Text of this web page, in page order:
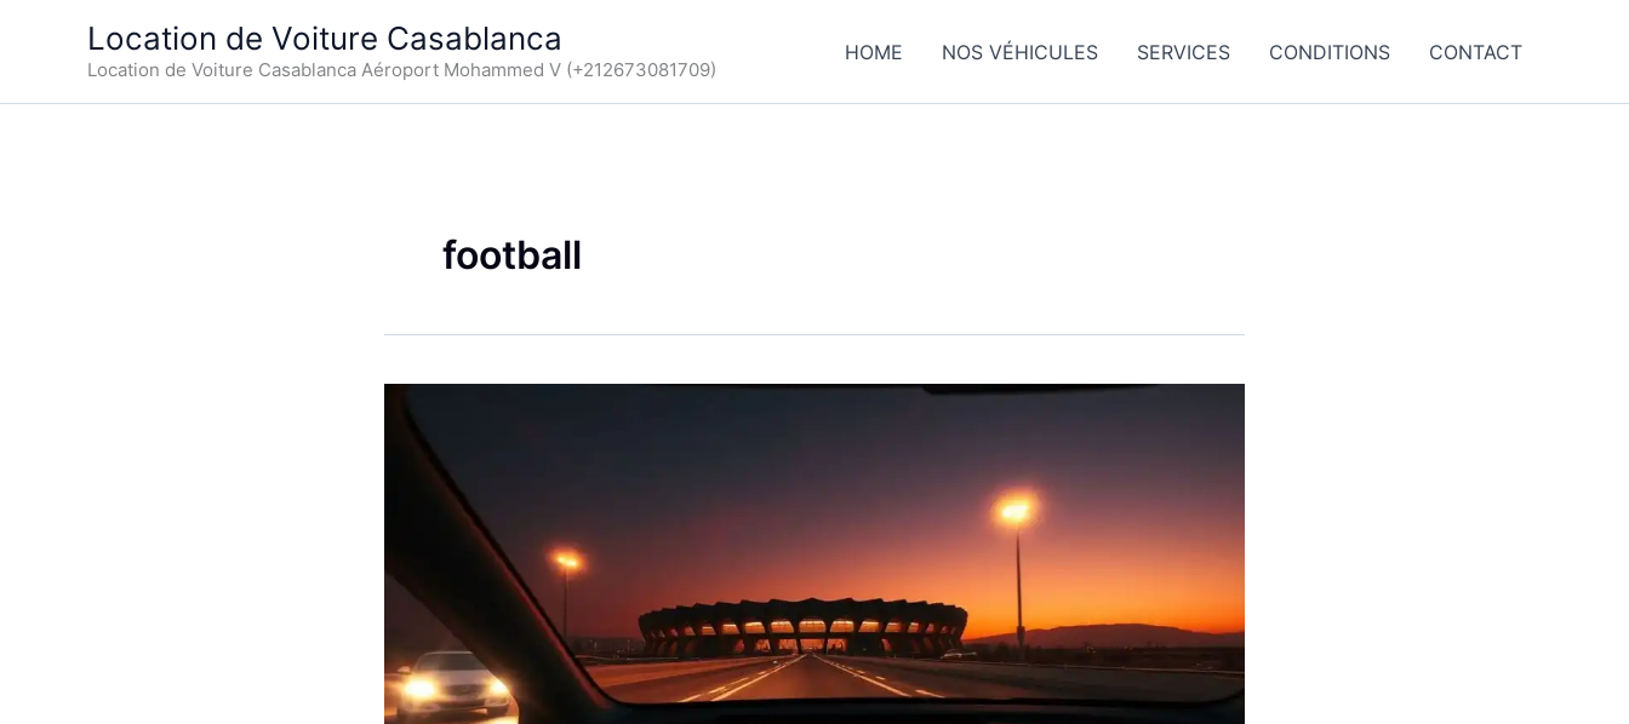
Location de Voiture Casablanca
Location de Voiture Casablanca Aéroport Mohammed V (+212673081709)
HOME NOS VÉHICULES SERVICES CONDITIONS CONTACT
football